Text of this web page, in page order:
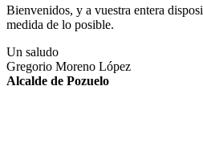
Bienvenidos, y a vuestra entera
medida de lo posible.
Un saludo
Gregorio Moreno López
Alcalde de Pozuelo